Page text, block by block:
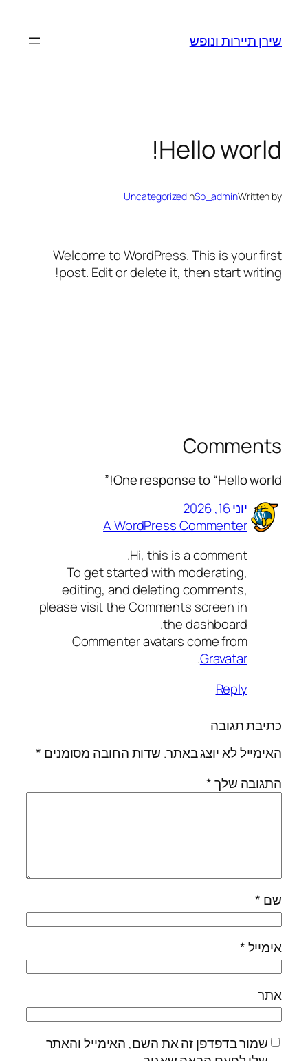
שירן תיירות ונופש
Hello world!
Written by
Sb_admin
in
Uncategorized
Welcome to WordPress. This is your first
post. Edit or delete it, then start writing!
Comments
One response to “Hello world!”
יוני 16, 2026
A WordPress Commenter
Hi, this is a comment.
To get started with moderating,
editing, and deleting comments,
please visit the Comments screen in
the dashboard.
Commenter avatars come from
Gravatar
.
Reply
כתיבת תגובה
האימייל לא יוצג באתר. שדות החובה מסומנים *
התגובה שלך*
שם *
אימייל*
אתר
שמור בדפדפן זה את השם, האימייל והאתר